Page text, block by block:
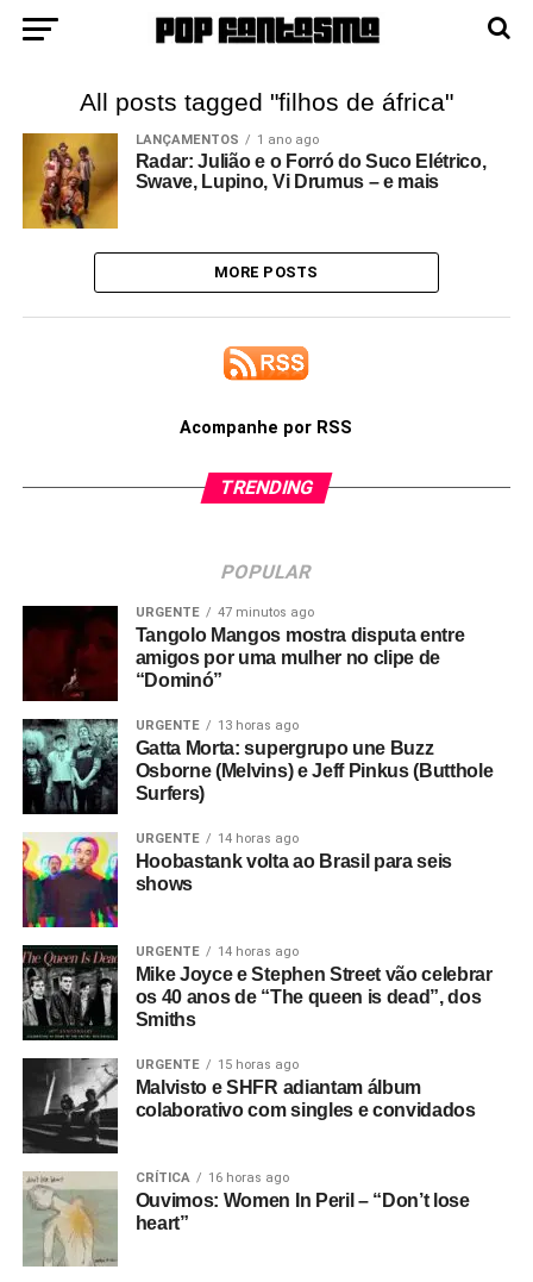
All posts tagged "filhos de áfrica"
LANÇAMENTOS 1 ano ago
Radar: Julião e o Forró do Suco Elétrico,
Swave, Lupino, Vi Drumus – e mais
MORE POSTS
Acompanhe por RSS
TRENDING
POPULAR
URGENTE 47 minutos ago
Tangolo Mangos mostra disputa entre
amigos por uma mulher no clipe de
“Dominó”
URGENTE 13 horas ago
Gatta Morta: supergrupo une Buzz
Osborne (Melvins) e Jeff Pinkus (Butthole
Surfers)
URGENTE 14 horas ago
Hoobastank volta ao Brasil para seis
shows
URGENTE 14 horas ago
Mike Joyce e Stephen Street vão celebrar
os 40 anos de “The queen is dead”, dos
Smiths
URGENTE 15 horas ago
Malvisto e SHFR adiantam álbum
colaborativo com singles e convidados
CRÍTICA 16 horas ago
Ouvimos: Women In Peril – “Don’t lose
heart”